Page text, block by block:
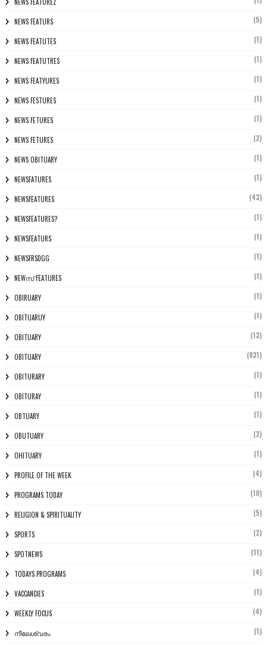
NEWS FEATURS (5)
NEWS FEATUTES (1)
NEWS FEATUTRES (1)
NEWS FEATYURES (1)
NEWS FESTURES (1)
NEWS FETURES (1)
NEWS FETURES (2)
NEWS OBITUARY (1)
NEWSFATURES (1)
NEWSFEATURES (43)
NEWSFEATURES? (1)
NEWSFEATURS (1)
NEWSFRSDGG (1)
NEWസ് FEATURES (1)
OBIRUARY (1)
OBITUARUY (1)
OBITUARY (13)
OBITUARY (831)
OBITURARY (1)
OBITURAY (1)
OBTUARY (1)
OBUTUARY (2)
OHITUARY (1)
PROFILE OF THE WEEK (4)
PROGRAMS TODAY (10)
RELIGION & SPIRITUALITY (5)
SPORTS (2)
SPOTNEWS (11)
TODAYS PROGRAMS (4)
VACCANCIES (1)
WEEKLY FOCUS (4)
നീലേശ്വരം (1)